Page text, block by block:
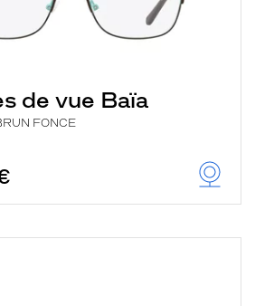
de vue Baïa
FONCE